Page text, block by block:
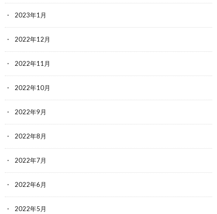
2023年1月
2022年12月
2022年11月
2022年10月
2022年9月
2022年8月
2022年7月
2022年6月
2022年5月